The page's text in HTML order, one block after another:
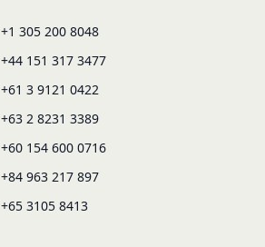
+1 305 200 8048
+44 151 317 3477
+61 3 9121 0422
+63 2 8231 3389
+60 154 600 0716
+84 963 217 897
+65 3105 8413